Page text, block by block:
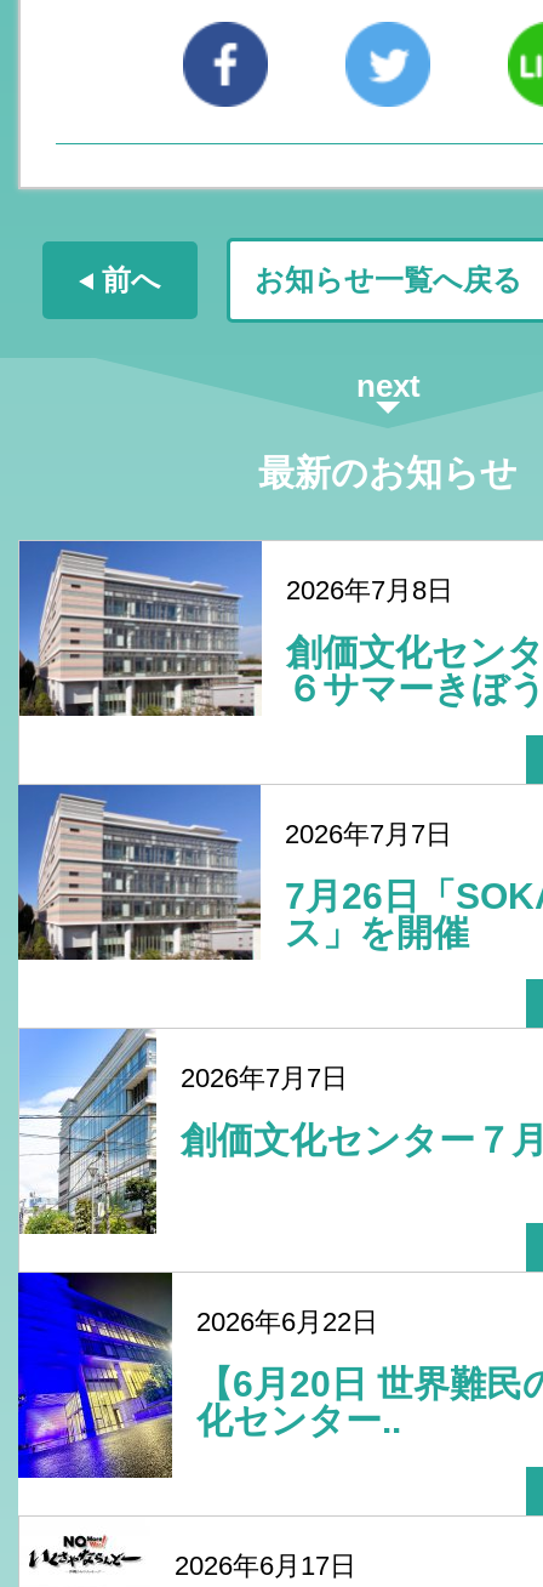
前へ お知らせ一覧へ戻る
next
最新のお知らせ
2026年7月8日
創価文化セン
６サマーきぼ
2026年7月7日
7月26日「
ス」を開催
2026年7月7日
創価文化センター７
2026年6月22日
【6月20日 世界難民
化センター..
2026年6月17日